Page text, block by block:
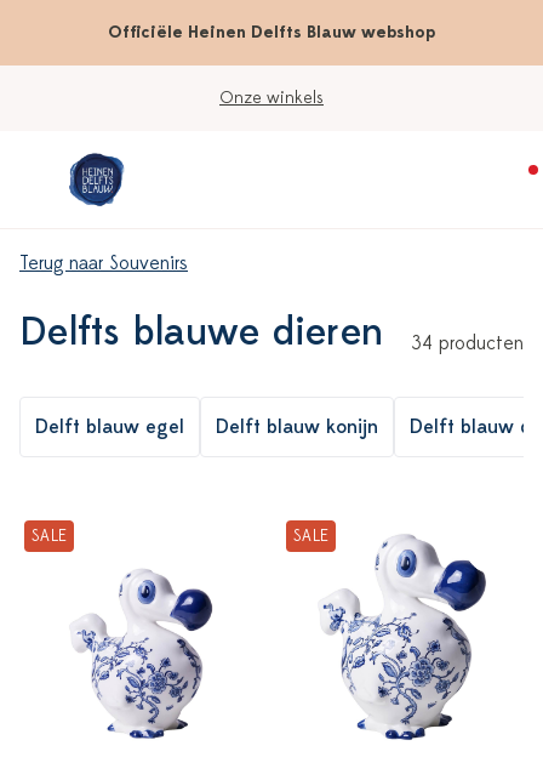
Officiële Heinen Delfts Blauw webshop
Werkdagen vóór 15:00 besteld; vandaag verzonden
Terug naar Souvenirs
Delfts blauwe dieren 34 producten
Delft blauw egel Delft blauw konijn Delft blauw
SALE SALE